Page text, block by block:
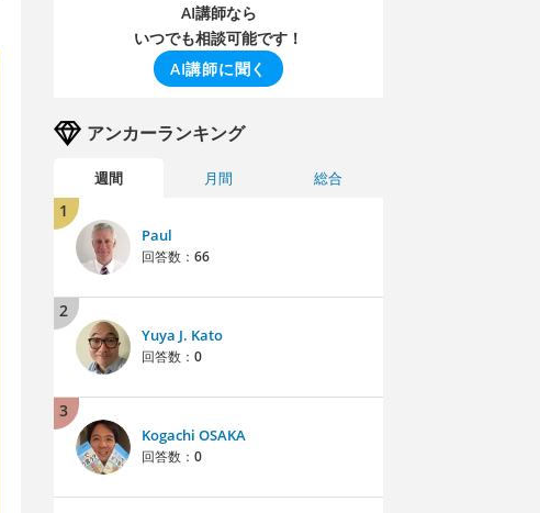
AI講師なら
いつでも相談可能です！
AI講師に聞く
アンカーランキング
週間 月間 総合
1
Paul
回答数： 66
2
Yuya J. Kato
回答数： 0
3
Kogachi OSAKA
回答数： 0